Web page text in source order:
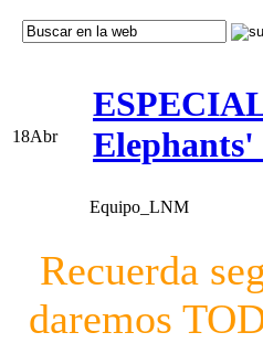
18Abr
Elephants'
Equipo_LNM
Recuerda
daremos